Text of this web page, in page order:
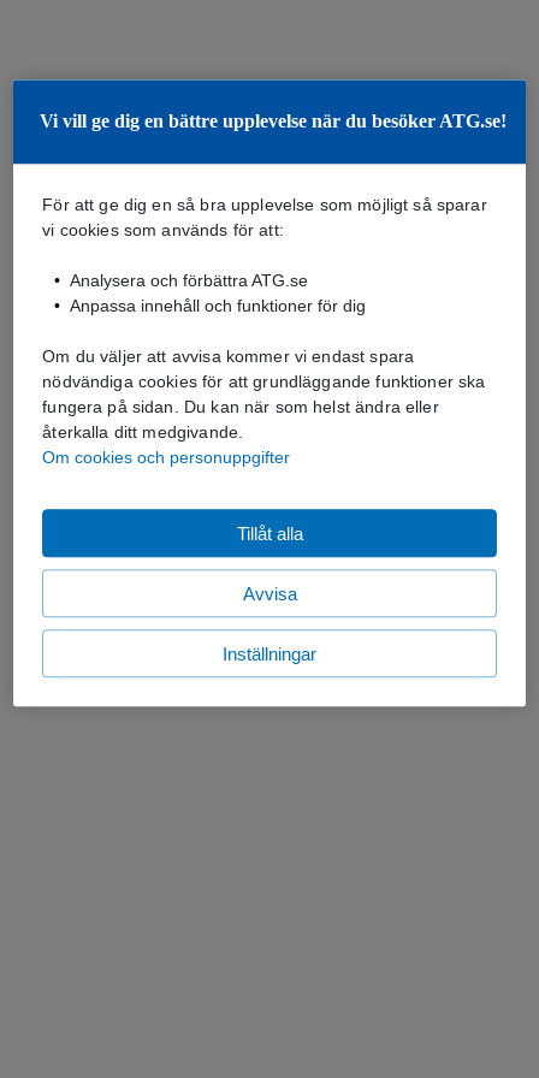
Vi vill ge dig en bättre upplevelse när du besöker ATG.se!
För att ge dig en så bra upplevelse som möjligt så sparar
vi cookies som används för att:
Analysera och förbättra ATG.se
Anpassa innehåll och funktioner för dig
Om du väljer att avvisa kommer vi endast spara
nödvändiga cookies för att grundläggande funktioner ska
fungera på sidan. Du kan när som helst ändra eller
återkalla ditt medgivande.
Om cookies och personuppgifter
Avvisa
Tillåt alla
Inställningar